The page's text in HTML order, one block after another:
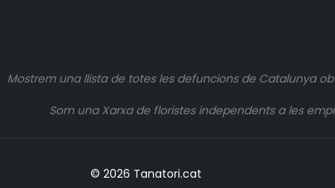
Mostrem una llista de totes les defuncions de Catalunya
Som una Xarxa de floristes independents a les
© 2026 Tanatori.cat